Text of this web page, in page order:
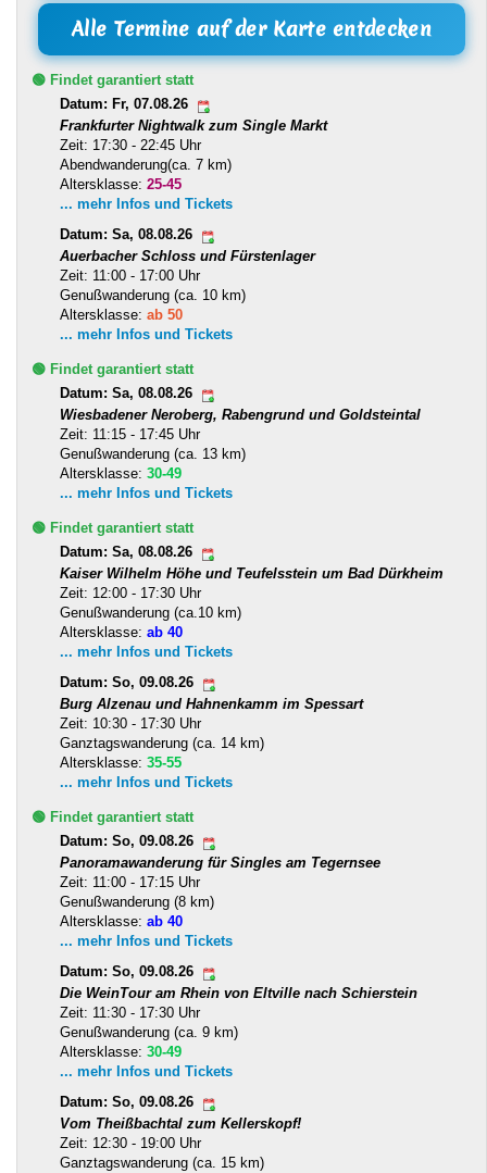
Alle Termine auf der Karte entdecken
🟢 Findet garantiert statt
Datum: Fr, 07.08.26
Frankfurter Nightwalk zum Single Markt
Zeit: 17:30 - 22:45 Uhr
Abendwanderung(ca. 7 km)
Altersklasse: 25-45
... mehr Infos und Tickets
Datum: Sa, 08.08.26
Auerbacher Schloss und Fürstenlager
Zeit: 11:00 - 17:00 Uhr
Genußwanderung (ca. 10 km)
Altersklasse: ab 50
... mehr Infos und Tickets
🟢 Findet garantiert statt
Datum: Sa, 08.08.26
Wiesbadener Neroberg, Rabengrund und Goldsteintal
Zeit: 11:15 - 17:45 Uhr
Genußwanderung (ca. 13 km)
Altersklasse: 30-49
... mehr Infos und Tickets
🟢 Findet garantiert statt
Datum: Sa, 08.08.26
Kaiser Wilhelm Höhe und Teufelsstein um Bad Dürkheim
Zeit: 12:00 - 17:30 Uhr
Genußwanderung (ca.10 km)
Altersklasse: ab 40
... mehr Infos und Tickets
Datum: So, 09.08.26
Burg Alzenau und Hahnenkamm im Spessart
Zeit: 10:30 - 17:30 Uhr
Ganztagswanderung (ca. 14 km)
Altersklasse: 35-55
... mehr Infos und Tickets
🟢 Findet garantiert statt
Datum: So, 09.08.26
Panoramawanderung für Singles am Tegernsee
Zeit: 11:00 - 17:15 Uhr
Genußwanderung (8 km)
Altersklasse: ab 40
... mehr Infos und Tickets
Datum: So, 09.08.26
Die WeinTour am Rhein von Eltville nach Schierstein
Zeit: 11:30 - 17:30 Uhr
Genußwanderung (ca. 9 km)
Altersklasse: 30-49
... mehr Infos und Tickets
Datum: So, 09.08.26
Vom Theißbachtal zum Kellerskopf!
Zeit: 12:30 - 19:00 Uhr
Ganztagswanderung (ca. 15 km)